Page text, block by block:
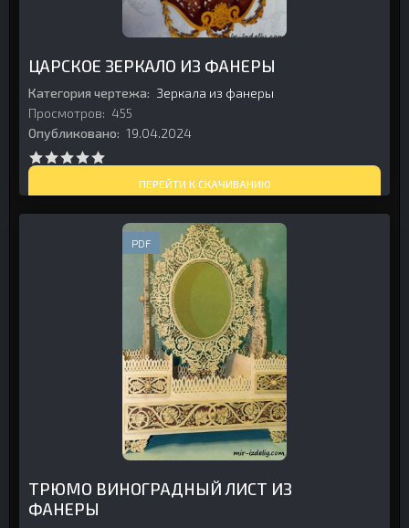
ЦАРСКОЕ ЗЕРКАЛО ИЗ ФАНЕРЫ
Категория чертежа: Зеркала из фанеры
Просмотров: 455
Опубликовано: 19.04.2024
ПЕРЕЙТИ К СКАЧИВАНИЮ
PDF
ТРЮМО ВИНОГРАДНЫЙ ЛИСТ ИЗ
ФАНЕРЫ